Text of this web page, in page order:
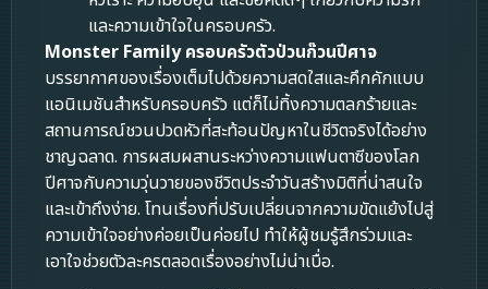
และความเข้าใจในครอบครัว.
Monster Family ครอบครัวตัวป่วนก๊วนปีศาจ
บรรยากาศของเรื่องเต็มไปด้วยความสดใสและคึกคักแบบ
แอนิเมชันสำหรับครอบครัว แต่ก็ไม่ทิ้งความตลกร้ายและ
สถานการณ์ชวนปวดหัวที่สะท้อนปัญหาในชีวิตจริงได้อย่าง
ชาญฉลาด. การผสมผสานระหว่างความแฟนตาซีของโลก
ปีศาจกับความวุ่นวายของชีวิตประจำวันสร้างมิติที่น่าสนใจ
และเข้าถึงง่าย. โทนเรื่องที่ปรับเปลี่ยนจากความขัดแย้งไปสู่
ความเข้าใจอย่างค่อยเป็นค่อยไป ทำให้ผู้ชมรู้สึกร่วมและ
เอาใจช่วยตัวละครตลอดเรื่องอย่างไม่น่าเบื่อ.